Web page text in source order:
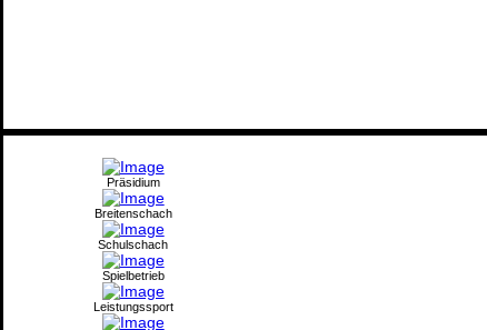
Präsidium
Breitenschach
Schulschach
Spielbetrieb
Leistungssport